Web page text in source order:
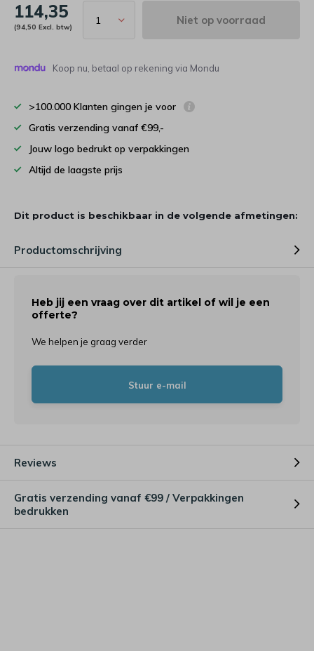
114,35
(94,50 Excl. btw)
Niet op voorraad
Koop nu, betaal op rekening via Mondu
>100.000 Klanten gingen je voor
Gratis verzending vanaf €99,-
Jouw logo bedrukt op verpakkingen
Altijd de laagste prijs
Dit product is beschikbaar in de volgende afmetingen:
Productomschrijving
Heb jij een vraag over dit artikel of wil je een
offerte?
We helpen je graag verder
Stuur e-mail
Reviews
Gratis verzending vanaf €99 / Verpakkingen
bedrukken